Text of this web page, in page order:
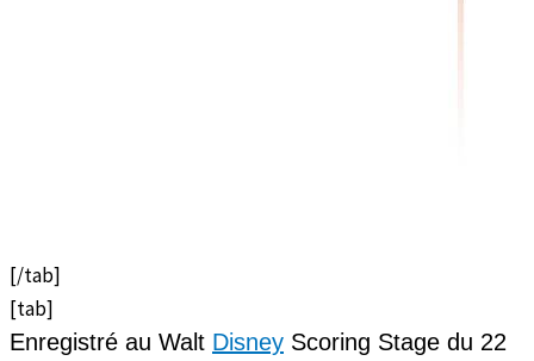
[/tab]
[tab]
Enregistré au Walt Disney Scoring Stage du 22